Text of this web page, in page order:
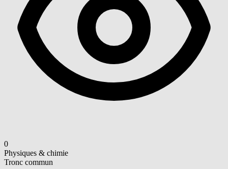
0
Physiques & chimie
Tronc commun